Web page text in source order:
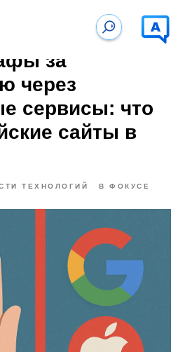
за
через
сервисы: что
сайты в
ТЕХНОЛОГИЙ В ФОКУСЕ